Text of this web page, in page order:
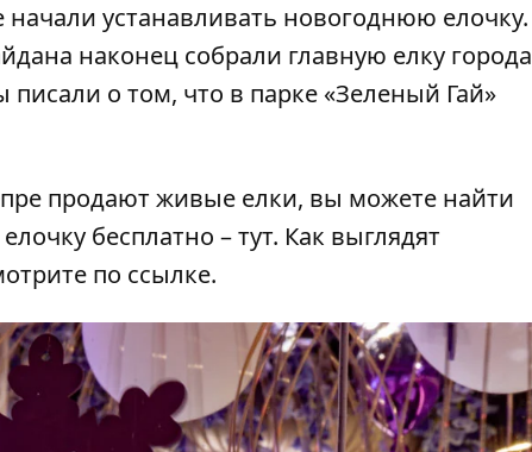
начали устанавливать новогоднюю елочку.
наконец собрали главную елку города
писали о том, что в парке «Зеленый Гай»
продают живые елки, вы можете найти
бесплатно –тут. Как выглядят
по ссылке.